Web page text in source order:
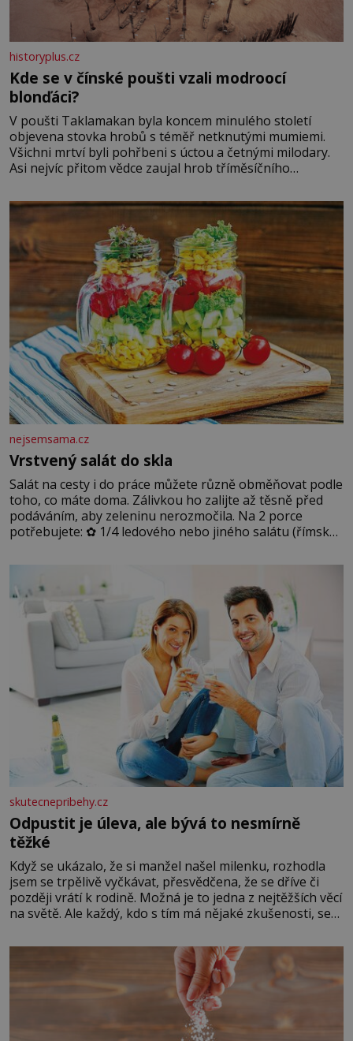
historyplus.cz
Kde se v čínské poušti vzali modroocí
blonďáci?
V poušti Taklamakan byla koncem minulého století
objevena stovka hrobů s téměř netknutými mumiemi.
Všichni mrtví byli pohřbeni s úctou a četnými milodary.
Asi nejvíc přitom vědce zaujal hrob tříměsíčního
blonďaté vlásky. Fakt, že jsou těla dávných lidí nesmírně
dobře zachovalá, přičítají odborníci zdejším klimatickým
podmínkám. Sucho, prosolené písky a extrémně
nejsemsama.cz
Vrstvený salát do skla
Salát na cesty i do práce můžete různě obměňovat podle
toho, co máte doma. Zálivkou ho zalijte až těsně před
podáváním, aby zeleninu nerozmočila. Na 2 porce
potřebujete: ✿ 1/4 ledového nebo jiného salátu (římský
okurky ✿ 2 rajčata Zálivka: ✿ 4 lžíce olivového oleje ✿ 1
lžíci citronové šťávy ✿ ½ stroužku
skutecnepribehy.cz
Odpustit je úleva, ale bývá to nesmírně
těžké
Když se ukázalo, že si manžel našel milenku, rozhodla
jsem se trpělivě vyčkávat, přesvědčena, že se dříve či
později vrátí k rodině. Možná je to jedna z nejtěžších věcí
na světě. Ale každý, kdo s tím má nějaké zkušenosti, se
Když se ke mně doneslo, že si manžel pořídil milenku,